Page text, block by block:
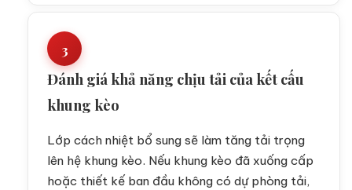
3
Đánh giá khả năng chịu tải của kết cấu
khung kèo
Lớp cách nhiệt bổ sung sẽ làm tăng tải trọng
lên hệ khung kèo. Nếu khung kèo đã xuống cấp
hoặc thiết kế ban đầu không có dự phòng tải,